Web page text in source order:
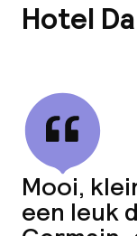
Hotel
Mooi,
een leuk